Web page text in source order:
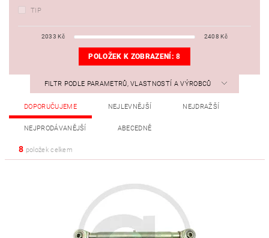
TIP
2033 Kč 2408 Kč
POLOŽEK K ZOBRAZENÍ:8
FILTR PODLE PARAMETRŮ, VLASTNOSTÍ A VÝROBCŮ
DOPORUČUJEME NEJLEVNĚJŠÍ NEJDRAŽŠÍ
NEJPRODÁVANĚJŠÍ ABECEDNĚ
8 položek celkem